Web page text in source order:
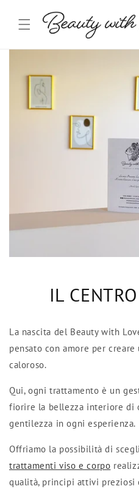
direttamente
ai contenuti
IL
La nascita del Beauty with
pensato con amore per
caloroso.
Qui, ogni trattamento è un
fiorire la bellezza interiore di
gentilezza in ogni esperienza.
Offriamo la possibilità di
trattamenti viso e corpo
qualità, principi attivi preziosi